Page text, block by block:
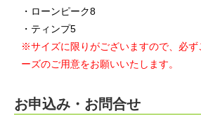
・ローンピーク8
・ティンプ5
※サイズに限りがございますので、必ず
ーズのご用意をお願いいたします。
お申込み・お問合せ